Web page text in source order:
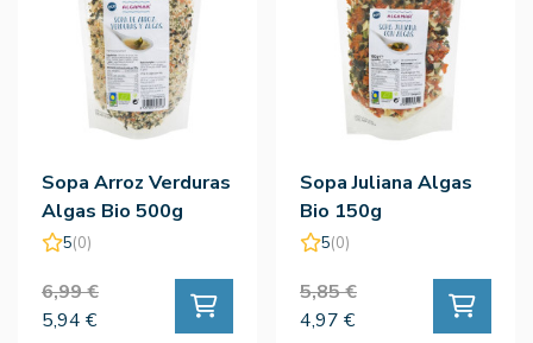
Sopa Arroz Verduras
Algas Bio 500g
5(0)
6,99 €
5,94 €
Sopa Juliana Algas
Bio 150g
5(0)
5,85 €
4,97 €